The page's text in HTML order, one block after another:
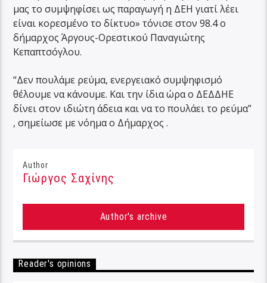
μας το συμψηφίσει ως παραγωγή η ΔΕΗ γιατί λέει
είναι κορεσμένο το δίκτυο» τόνισε στον 98.4 ο
δήμαρχος Άργους-Ορεστικού Παναγιώτης
Κεπαπτσόγλου.
“Δεν πουλάμε ρεύμα, ενεργειακό συμψηφισμό
θέλουμε να κάνουμε. Και την ίδια ώρα ο ΔΕΔΔΗΕ
δίνει στον ιδιώτη άδεια και να το πουλάει το ρεύμα”
, σημείωσε με νόημα ο Δήμαρχος .
Author
Γιώργος Σαχίνης
Author's archive
Reader's opinions